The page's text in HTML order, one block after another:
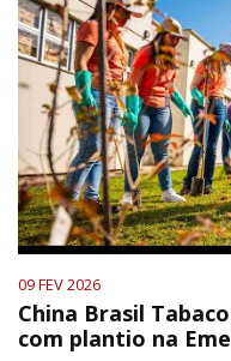
09 FEV 2026
China Brasil
com plantio na